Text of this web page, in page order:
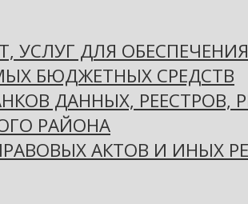
УСЛУГ ДЛЯ
БЮДЖЕТНЫХ СРЕДСТВ
ДАННЫХ, РЕЕСТРОВ,
РАЙОНА
АКТОВ И ИНЫХ